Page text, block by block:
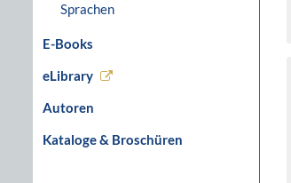
Sprachen
E-Books
eLibrary
Autoren
Kataloge & Broschüren